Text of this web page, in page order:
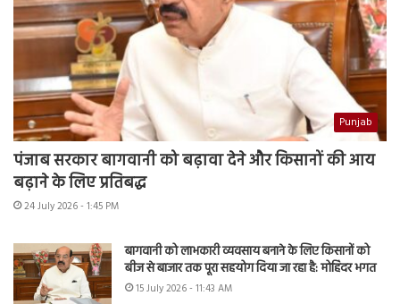
Punjab
पंजाब सरकार बागवानी को बढ़ावा देने और किसानों की आय
बढ़ाने के लिए प्रतिबद्ध
24 July 2026 - 1:45 PM
बागवानी को लाभकारी व्यवसाय बनाने के लिए किसानों को
बीज से बाजार तक पूरा सहयोग दिया जा रहा है: मोहिंदर भगत
15 July 2026 - 11:43 AM